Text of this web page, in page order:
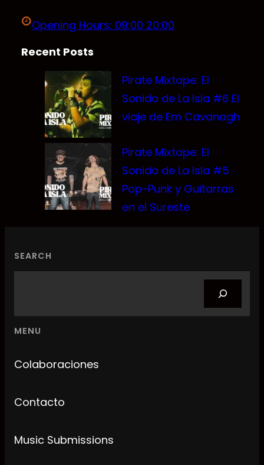
Opening Hours: 09:00 20:00
Recent Posts
Pirate Mixtape: El
Sonido de La Isla #6 El
viaje de Em Cavanagh
Pirate Mixtape: El
Sonido de La Isla #5
Pop-Punk y Guitarras
en el Sureste
SEARCH
MENU
Colaboraciones
Contacto
Music Submissions